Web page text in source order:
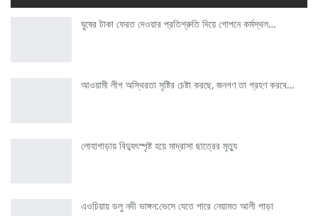
ঘুষের টাকা ফেরত দেওয়ার প্রতিশ্রুতি দিয়ে গোপনে কর্মস্থল…
আওয়ামী লীগ অস্থিরতা সৃষ্টির চেষ্টা করছে, জনগণ তা গ্রহণ করবে…
লোহাগাড়ায় বিদ্যুৎস্পৃষ্ট হয়ে মাদ্রাসা ছাত্রের মৃত্যু
এওচিয়ায় ডলু নদী ভাঙ্গন:ভেসে যেতে পারে নেয়ামত আলী পাড়া